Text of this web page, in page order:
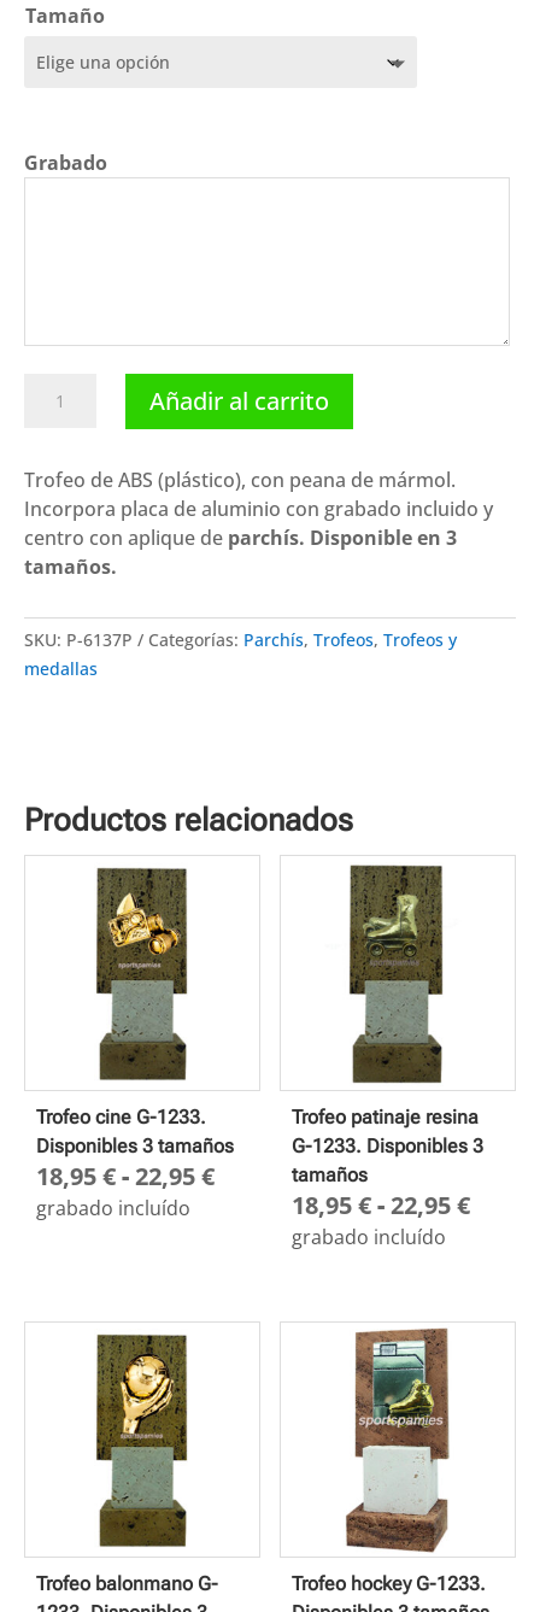
Tamaño
Grabado
parchís
6137.
Disponibles
3
tamaños
Añadir al carrito
Trofeo de ABS (plástico), con peana de mármol.
Incorpora placa de aluminio con grabado incluido y
centro con aplique de parchís. Disponible en 3
tamaños.
SKU: P-6137P Categorías: Parchís, Trofeos, Trofeos y
medallas
Productos relacionados
Trofeo cine G-1233.
Disponibles 3 tamaños
18,95€-22,95€Rango
precios:
hasta
grabado incluído
Trofeo patinaje resina
G-1233. Disponibles 3
tamaños
18,95€-22,95€
18,95
grabado incluído
Trofeo balonmano G-
Trofeo hockey G-1233.